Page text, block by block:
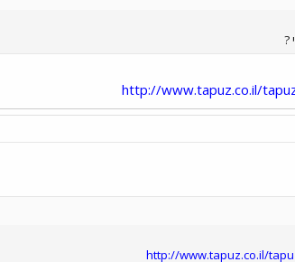
http://www.tapuz.co.il/
http://www.tapuz.co.il/